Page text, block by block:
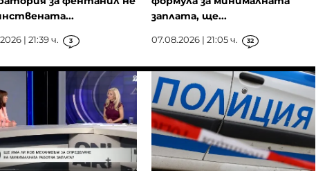
| 21:39 ч. 3
заплата, ще...
07.08.2026 | 21:05 ч. 32